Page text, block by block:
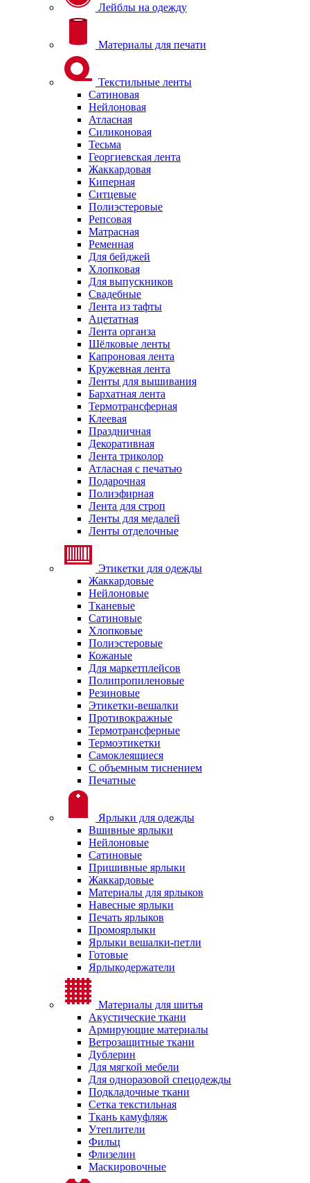
Лейблы на одежду
Материалы для печати
Текстильные ленты
Сатиновая
Нейлоновая
Атласная
Силиконовая
Тесьма
Георгиевская лента
Жаккардовая
Киперная
Ситцевые
Полиэстеровые
Репсовая
Матрасная
Ременная
Для бейджей
Хлопковая
Для выпускников
Свадебные
Лента из тафты
Ацетатная
Лента органза
Шёлковые ленты
Капроновая лента
Кружевная лента
Ленты для вышивания
Бархатная лента
Термотрансферная
Клеевая
Праздничная
Декоративная
Лента триколор
Атласная с печатью
Подарочная
Полиэфирная
Лента для строп
Ленты для медалей
Ленты отделочные
Этикетки для одежды
Жаккардовые
Нейлоновые
Тканевые
Сатиновые
Хлопковые
Полиэстеровые
Кожаные
Для маркетплейсов
Полипропиленовые
Резиновые
Этикетки-вешалки
Противокражные
Термотрансферные
Термоэтикетки
Самоклеящиеся
С объемным тиснением
Печатные
Ярлыки для одежды
Вшивные ярлыки
Нейлоновые
Сатиновые
Пришивные ярлыки
Жаккардовые
Материалы для ярлыков
Навесные ярлыки
Печать ярлыков
Промоярлыки
Ярлыки вешалки-петли
Готовые
Ярлыкодержатели
Материалы для шитья
Акустические ткани
Армирующие материалы
Ветрозащитные ткани
Дублерин
Для мягкой мебели
Для одноразовой спецодежды
Подкладочные ткани
Сетка текстильная
Ткань камуфляж
Утеплители
Фильц
Флизелин
Маскировочные